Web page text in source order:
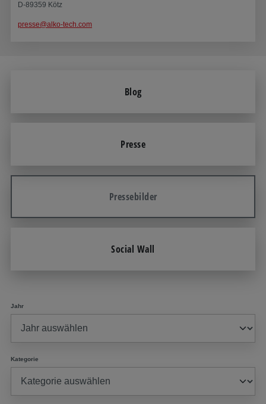
D-89359 Kötz
presse@alko-tech.com
Blog
Presse
Pressebilder
Social Wall
Jahr
Kategorie